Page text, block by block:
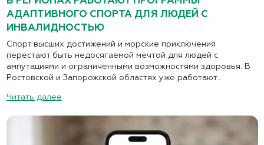
АДАПТИВНОГО СПОРТА ДЛЯ ЛЮДЕЙ С
ИНВАЛИДНОСТЬЮ
Спорт высших достижений и морские приключения
перестают быть недосягаемой мечтой для людей с
ампутациями и ограниченными возможностями здоровья. В
Ростовской и Запорожской областях уже работают...
Читать далее